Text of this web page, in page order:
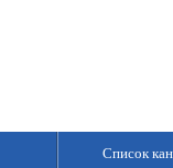
Список